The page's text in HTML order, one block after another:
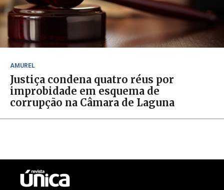
AMUREL
Justiça condena quatro réus por
improbidade em esquema de
corrupção na Câmara de Laguna